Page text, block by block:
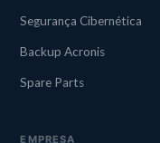
Segurança Cibernética
Backup Acronis
Spare Parts
EMPRESA